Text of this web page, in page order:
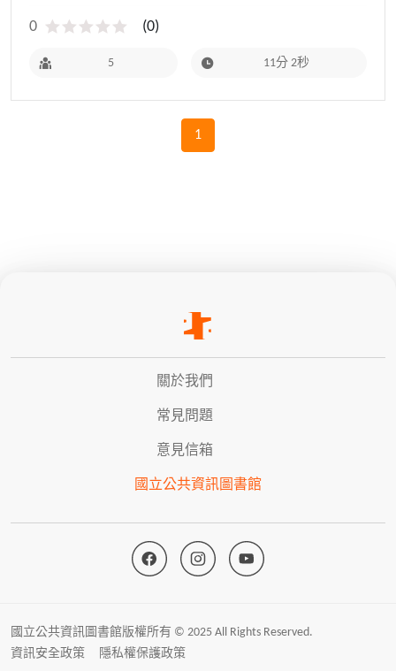
0 (0)
5 11分 2秒
1
關於我們
常見問題
意見信箱
國立公共資訊圖書館
國立公共資訊圖書館版權所有 © 2025 All Rights Reserved.
資訊安全政策
隱私權保護政策